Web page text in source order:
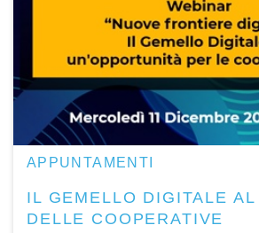
APPUNTAMENTI
IL GEMELLO DIGITALE
DELLE COOPERATIVE